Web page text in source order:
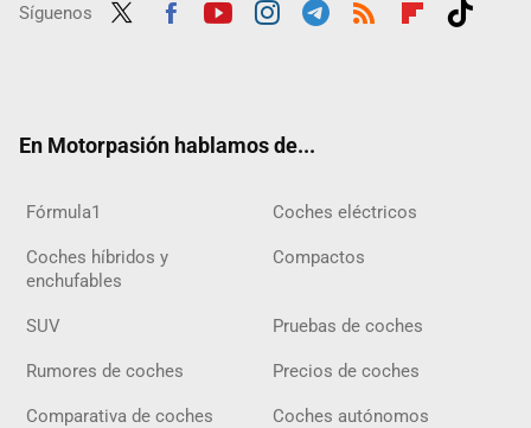
Síguenos
En Motorpasión hablamos de...
Fórmula1 Coches eléctricos
Coches híbridos y
enchufables
Compactos
SUV Pruebas de coches
Rumores de coches Precios de coches
Comparativa de coches Coches autónomos